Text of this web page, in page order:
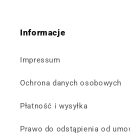
Informacje
Impressum
Ochrona danych osobowych
Płatność i wysyłka
Prawo do odstąpienia od